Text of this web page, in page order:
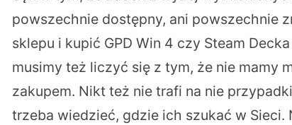
powszechnie dostępny, ani powszechnie
sklepu i kupić GPD Win 4 czy Steam
musimy też liczyć się z tym, że nie mamy
zakupem. Nikt też nie trafi na nie
trzeba wiedzieć, gdzie ich szukać w